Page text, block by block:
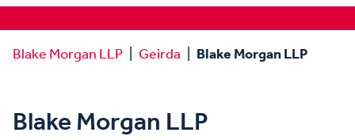
Blake Morgan LLP Geirda Blake Morgan LLP
Blake Morgan LLP